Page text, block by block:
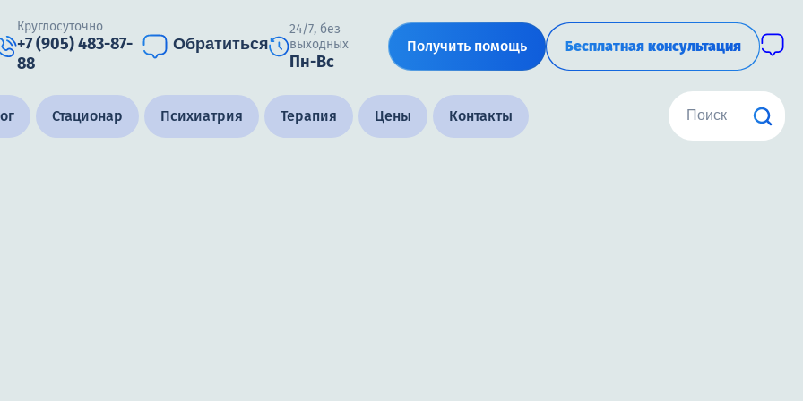
Круглосуточно
+7 (905) 483-87-
88
Обратиться
24/7, без
выходных
Пн-Вс
Получить помощь Бесплатная консультация
Стационар Психиатрия Терапия Цены Контакты